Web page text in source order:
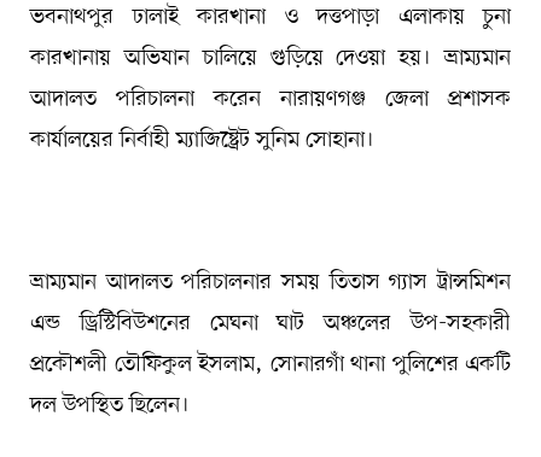
ভবনাথপুর ঢালাই কারখানা ও দত্তপাড়া এলাকায় চুনা
কারখানায় অভিযান চালিয়ে গুড়িয়ে দেওয়া হয়। ভ্রাম্যমান
আদালত পরিচালনা করেন নারায়ণগঞ্জ জেলা প্রশাসক
কার্যালয়ের নির্বাহী ম্যাজিষ্ট্রেট সুনিম সোহানা।
ভ্রাম্যমান আদালত পরিচালনার সময় তিতাস গ্যাস ট্রান্সমিশন
এন্ড ড্রিস্টিবিউশনের মেঘনা ঘাট অঞ্চলের উপ-সহকারী
প্রকৌশলী তৌফিকুল ইসলাম, সোনারগাঁ থানা পুলিশের একটি
দল উপস্থিত ছিলেন।